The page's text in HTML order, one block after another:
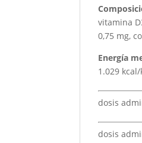
vitamina
0,75 mg,
Energía
1.029 kcal/
dosis
dosis